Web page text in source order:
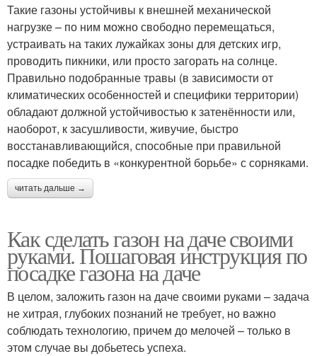
Такие газоны устойчивы к внешней механической
нагрузке – по ним можно свободно перемещаться,
устраивать на таких лужайках зоны для детских игр,
проводить пикники, или просто загорать на солнце.
Правильно подобранные травы (в зависимости от
климатических особенностей и специфики территории)
обладают должной устойчивостью к затенённости или,
наоборот, к засушливости, живучие, быстро
восстанавливающийся, способные при правильной
посадке победить в «конкурентной борьбе» с сорняками.
читать дальше →
Как сделать газон на даче своими
руками. Пошаговая инструкция по
посадке газона на даче
В целом, заложить газон на даче своими руками – задача
не хитрая, глубоких познаний не требует, но важно
соблюдать технологию, причем до мелочей – только в
этом случае вы добьетесь успеха.